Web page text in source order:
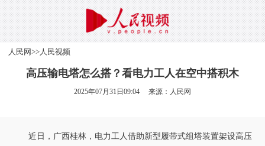
人民网>>人民视频
高压输电塔怎么搭？看电力工人在空中搭积木
2025年07月31日09:04 来源： 人民网
近日，广西桂林，电力工人借助新型履带式组塔装置架设高压